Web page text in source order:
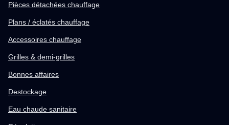
Pièces détachées chauffage
Plans / éclatés chauffage
Accessoires chauffage
Grilles & demi-grilles
Bonnes affaires
Destockage
Eau chaude sanitaire